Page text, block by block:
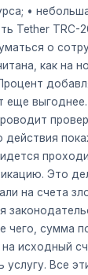
•
Tether TRC-
о
как на
еще
действия
Это
на счета
чего, сумма
исходный
услугу. Все